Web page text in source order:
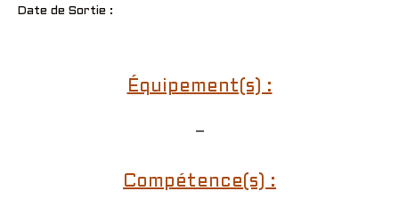
Date de Sortie :
Équipement(s) :
–
Compétence(s) :